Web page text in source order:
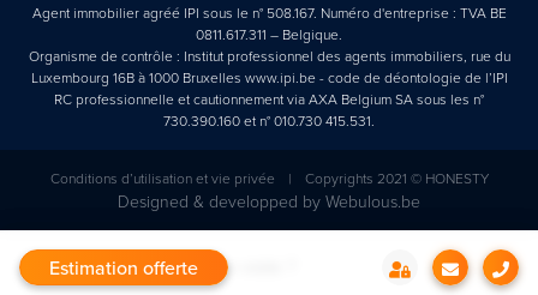
Un renseignement ou une visite ?
Agent immobilier agréé IPI sous le n° 508.167. Numéro d'entreprise : TVA BE
0811.617.311 – Belgique.
Organisme de contrôle : Institut professionnel des agents immobiliers, rue du
Luxembourg 16B à 1000 Bruxelles www.ipi.be - code de déontologie de l’IPI
RC professionnelle et cautionnement via AXA Belgium SA sous les n°
730.390.160 et n° 010.730 415.531.
Conditions d’utilisation et vie privée | Copyrights 2021 © HONESTY
Designed & developped byWebulous.be
Estimation offerte